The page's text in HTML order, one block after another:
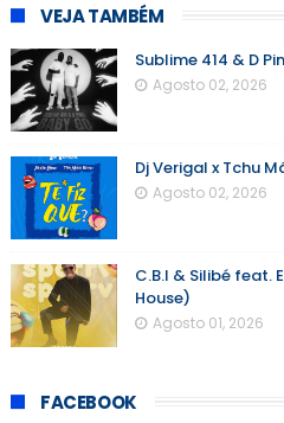
VEJA TAMBÉM
Sublime 414 & D
Agosto 02, 2026
Dj Verigal x Tchu
Agosto 02, 2026
C.B.I & Silibé feat.
House)
Agosto 01, 2026
FACEBOOK